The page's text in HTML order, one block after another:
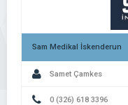
Sam Medikal İskenderun
Samet Çamkes
0 (326) 618 3396